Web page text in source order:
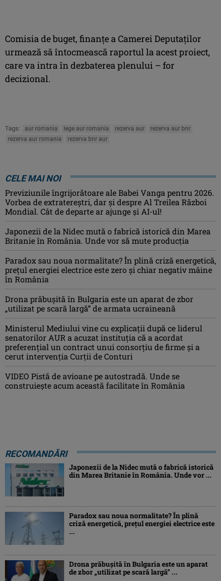
Comisia de buget, finanţe a Camerei Deputaţilor
urmează să întocmească raportul la acest proiect,
care va intra în dezbaterea plenului – for
decizional.
Tags: aur romania lege aur romania rezerva aur
rezerva aur bnr
rezerva aur romania
rezerva bnr aur
CELE MAI NOI
Previziunile îngrijorătoare ale Babei Vanga pentru 2026.
Vorbea de extratereștri, dar și despre Al Treilea Război
Mondial. Cât de departe ar ajunge și AI-ul!
Japonezii de la Nidec mută o fabrică istorică din Marea
Britanie în România. Unde vor să mute producția
Paradox sau noua normalitate? În plină criză energetică,
prețul energiei electrice este zero și chiar negativ mâine
în România
Drona prăbuşită în Bulgaria este un aparat de zbor
„utilizat pe scară largă” de armata ucraineană
Ministerul Mediului vine cu explicații după ce liderul
senatorilor AUR a acuzat instituția că a acordat
preferențial un contract unui consorțiu de firme și a
cerut intervenția Curții de Conturi
VIDEO Pistă de avioane pe autostradă. Unde se
construiește acum această facilitate în România
RECOMANDĂRI
Japonezii de la Nidec mută o fabrică istorică
din Marea Britanie în România. Unde vor ...
Paradox sau noua normalitate? În plină
criză energetică, prețul energiei electrice este
...
Drona prăbuşită în Bulgaria este un aparat
de zbor „utilizat pe scară largă” ...